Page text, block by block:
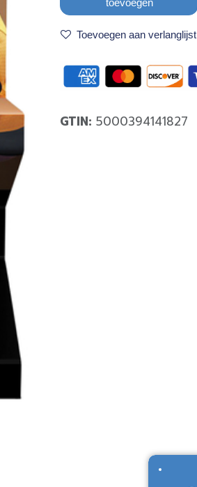
toevoegen
Toevoegen aan verlanglijst
GTIN: 5000394141827